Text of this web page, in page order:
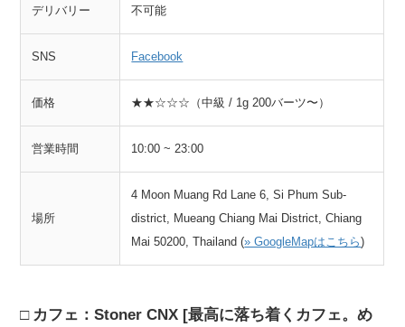
デリバリー 不可能
SNS Facebook
価格 ★★☆☆☆（中級 / 1g 200バーツ〜）
営業時間 10:00 ~ 23:00
場所
4 Moon Muang Rd Lane 6, Si Phum Sub-
district, Mueang Chiang Mai District, Chiang
Mai 50200, Thailand (» GoogleMapはこちら)
カフェ：Stoner CNX [最高に落ち着くカフェ。め